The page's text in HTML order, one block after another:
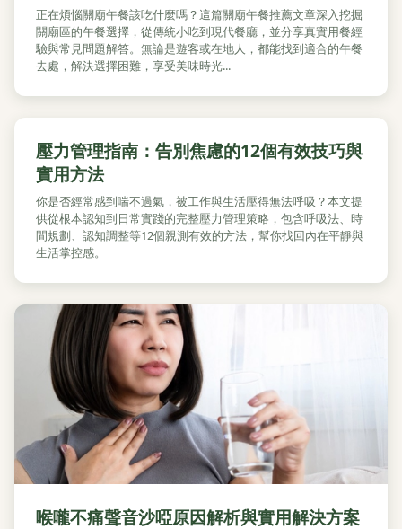
正在煩惱關廟午餐該吃什麼嗎？這篇關廟午餐推薦文章深入挖掘
關廟區的午餐選擇，從傳統小吃到現代餐廳，並分享真實用餐經
驗與常見問題解答。無論是遊客或在地人，都能找到適合的午餐
去處，解決選擇困難，享受美味時光...
壓力管理指南：告別焦慮的12個有效技巧與
實用方法
你是否經常感到喘不過氣，被工作與生活壓得無法呼吸？本文提
供從根本認知到日常實踐的完整壓力管理策略，包含呼吸法、時
間規劃、認知調整等12個親測有效的方法，幫你找回內在平靜與
生活掌控感。
喉嚨不痛聲音沙啞原因解析與實用解決方案